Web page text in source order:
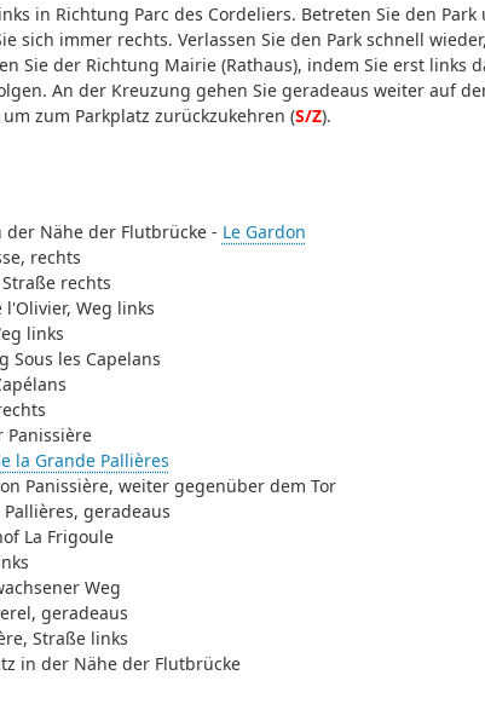
in Richtung Parc des Cordeliers. Betreten Sie den Park
sich immer rechts. Verlassen Sie den Park schnell
Sie der Richtung Mairie (Rathaus), indem Sie erst links
An der Kreuzung gehen Sie geradeaus weiter auf
zum Parkplatz zurückzukehren (S/Z).
Nähe der Flutbrücke - Le Gardon
rechts
rechts
Weg links
links
Sous les Capelans
Panissière
la Grande Pallières
Panissière, weiter gegenüber dem Tor
geradeaus
La Frigoule
Weg
geradeaus
Straße links
in der Nähe der Flutbrücke